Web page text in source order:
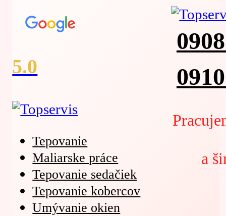
5.0
Tepovanie
Maliarske práce
Tepovanie sedačiek
Tepovanie kobercov
Umývanie okien
a